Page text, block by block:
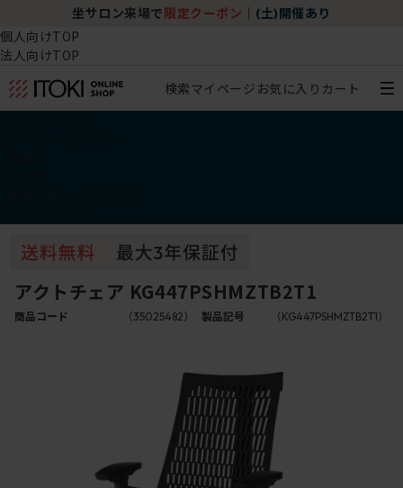
坐サロン来場で 限定クーポン (土)開催あり
個人向けTOP
法人向けTOP
検索マイページ お気に入り カート
アクトチェア KG447PSHMZTB2T1
商品コード （35025482） 製品記号 （KG447PSHMZTB2T1）